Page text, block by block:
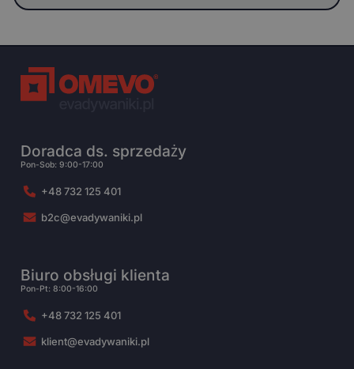
Doradca ds. sprzedaży
Pon-Sob: 9:00-17:00
+48 732 125 401
b2c@evadywaniki.pl
Biuro obsługi klienta
Pon-Pt: 8:00-16:00
+48 732 125 401
klient@evadywaniki.pl